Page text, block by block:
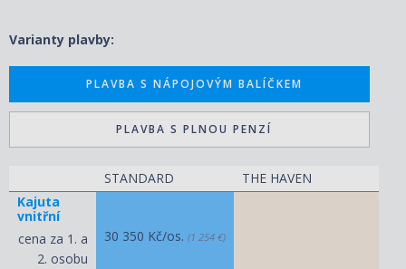
Varianty plavby:
PLAVBA S NÁPOJOVÝM BALÍČKEM
PLAVBA S PLNOU PENZÍ
STANDARD
THE HAVEN
Kajuta
vnitřní
cena za 1. a
2. osobu
30 350 Kč/os. (1 254 €)